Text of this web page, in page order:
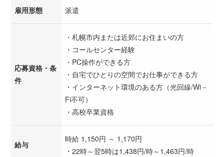
雇用形態 派遣
応募資格・条
件
・札幌市内または近郊にお住まいの方
・コールセンター経験
・PC操作ができる方
・自宅でひとりの空間でお仕事ができる方
・インターネット環境のある方（光回線/Wi－
Fi不可）
・高校卒業資格
給与
時給 1,150円 ～ 1,170円
・22時～翌5時は1,438円/時～1,463円/時